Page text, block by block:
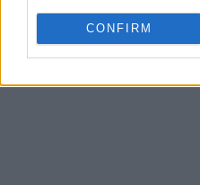
CONFIRM